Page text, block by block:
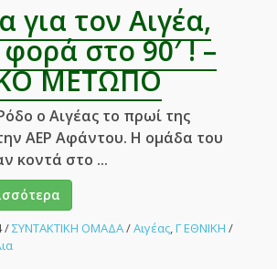
για τον Αιγέα,
στο 90′ ! –
ΜΕΤΩΠΟ
ο Αιγέας το πρωί της
ΑΕΡ Αφάντου. Η ομάδα του
κοντά στο ...
/ΣΥΝΤΑΚΤΙΚΗ ΟΜΑΔΑ/Αιγέας,Γ ΕΘΝΙΚΗ /
στο